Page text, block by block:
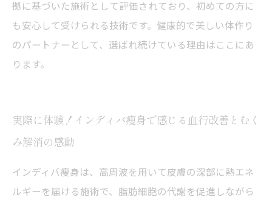
拠に基づいた施術として評価されており、初めての方に
も安心して受けられる技術です。健康的で美しい体作り
のパートナーとして、選ばれ続けている理由はここにあ
ります。
実際に体験！インディバ痩身で感じる血行改善とむく
み解消の感動
インディバ痩身は、高周波を用いて皮膚の深部に熱エネ
ルギーを届ける施術で、脂肪細胞の代謝を促進しながら